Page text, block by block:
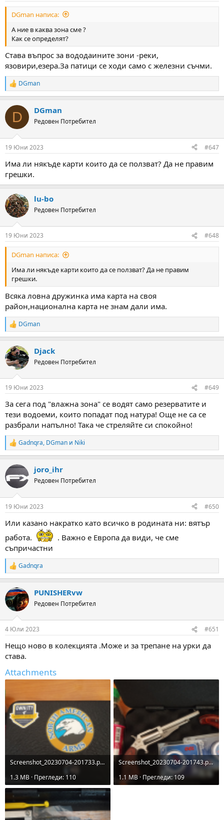
DGman написа:
А ние в каква зона сме ?
Как се определят?
Става въпрос за вододаините зони -реки,
язовири,езера.За патици се ходи само с железни съчми.
R
e
c
i
s
DGman
D DGman
Редовен Потребител
19 Юни 2023 #647
Има ли някъде карти които да се ползват? Да не правим
грешки.
lu-bo
Редовен Потребител
19 Юни 2023 #648
DGman написа:
Има ли някъде карти които да се ползват? Да не правим
грешки.
Всяка ловна дружинка има карта на своя
район,национална карта не знам дали има.
R
e
c
t
i
s
DGman
Djack
Редовен Потребител
19 Юни 2023 #649
За сега под "влажна зона" се водят само резерватите и
тези водоеми, които попадат под натура! Още не са се
разбрали напълно! Така че стреляйте си спокойно!
R
e
c
t
i
s
Gadnqra, DGman и Niki
joro_ihr
Редовен Потребител
19 Юни 2023 #650
Или казано накратко като всичко в родината ни: вятър
работа.
. Важно е Европа да види, че сме
съпричастни
R
e
c
t
i
s
Gadnqra
PUNISHERvw
Редовен Потребител
4 Юли 2023 #651
Нещо ново в колекцията .Може и за трепане на урки да
става.
Attachments
Screenshot_20230704-201733.png
1.3 MB · Прегледи: 110
Screenshot_20230704-201743.png
1.1 MB · Прегледи: 109